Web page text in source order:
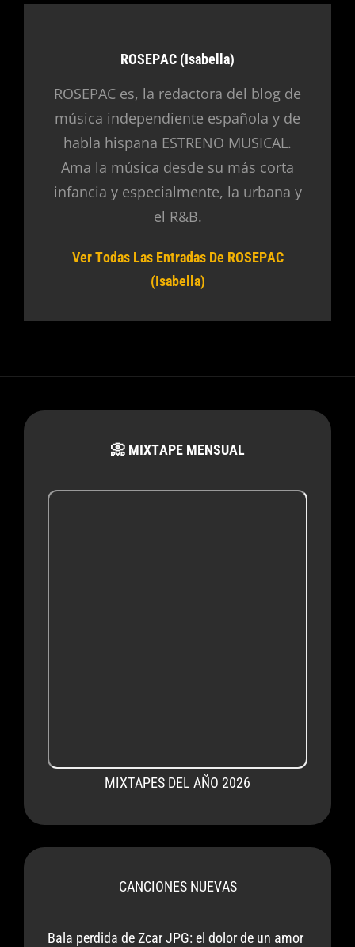
Autor:
ROSEPAC (Isabella)
ROSEPAC es, la redactora del blog de
música independiente española y de
habla hispana ESTRENO MUSICAL.
Ama la música desde su más corta
infancia y especialmente, la urbana y
el R&B.
Ver Todas Las Entradas De ROSEPAC
(Isabella)
📀 MIXTAPE MENSUAL
MIXTAPES DEL AÑO 2026
CANCIONES NUEVAS
Bala perdida de Zcar JPG: el dolor de un amor